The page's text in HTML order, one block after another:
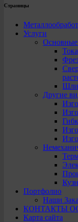
Страницы
Услуги
Основные
Другие
Портфолио
Наши
КОНТАКТЫ
Карта сайта